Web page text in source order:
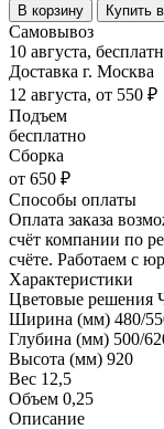
В корзину Купить
Самовывоз
10 августа,
Доставка г. Москва
12 августа, от 550 ₽
Подъем
бесплатно
Сборка
от 650 ₽
Способы оплаты
Оплата заказа
счёт компании по
счёте. Работаем с
Характеристики
Цветовые решения
Ширина (мм) 480/
Глубина (мм) 500/
Высота (мм) 920
Вес 12,5
Объем 0,25
Описание